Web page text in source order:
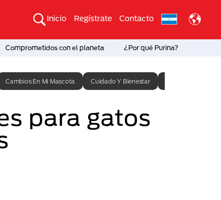
Inicio Regístrate Contacto
Comprometidos con el planeta ¿Por qué Purina?
Cambios En Mi Mascota Cuidado Y Bienestar
para gatos